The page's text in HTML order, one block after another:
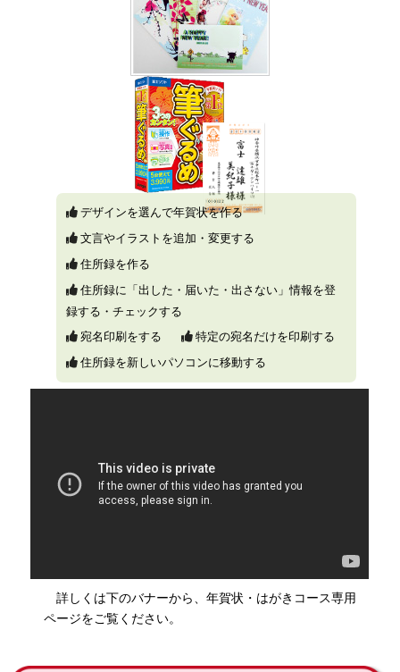
デザインを選んで年賀状を作る
文言やイラストを追加・変更する
住所録を作る
住所録に「出した・届いた・出さない」情報を登
録する・チェックする
宛名印刷をする
特定の宛名だけを印刷する
住所録を新しいパソコンに移動する
詳しくは下のバナーから、年賀状・はがきコース専用
ページをご覧ください。